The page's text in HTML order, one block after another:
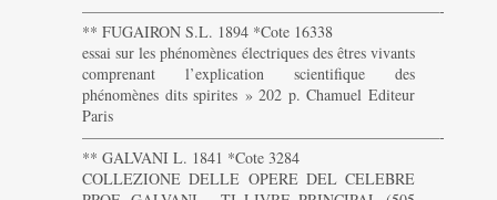
———————————————————————-
** FUGAIRON S.L. 1894 *Cote 16338
essai sur les phénomènes électriques des êtres vivants
comprenant l’explication scientifique des
phénomènes dits spirites » 202 p. Chamuel Editeur
Paris
———————————————————————-
** GALVANI L. 1841 *Cote 3284
COLLEZIONE DELLE OPERE DEL CELEBRE